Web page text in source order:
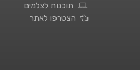
תוכנות לצלמים
הצטרפו לאתר